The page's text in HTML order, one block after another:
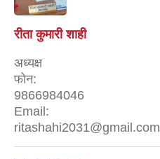
रीता कुमारी शाही
अध्यक्ष
फोन:
9866984046
Email:
ritashahi2031@gmail.com